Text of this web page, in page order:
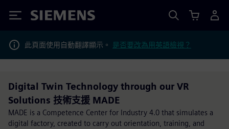
Siemens
此頁面使用自動翻譯顯示。 是否要改為用英語檢視？
Digital Twin Technology through our VR
Solutions 技術支援 MADE
MADE is a Competence Center for Industry 4.0 that simulates a
digital factory, created to carry out orientation, training, and